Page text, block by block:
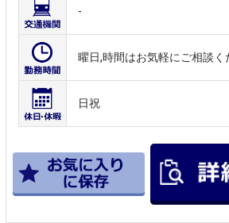
-
曜日,時間はお気軽にご相談く
日祝